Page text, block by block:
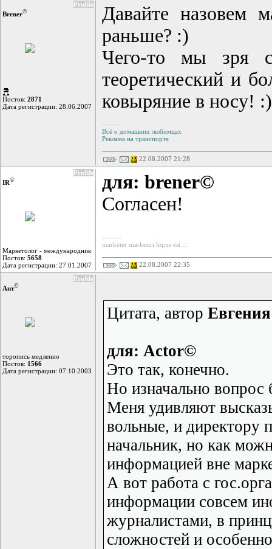
Profile
Brener©
Постов: 2871
Дата регистрации: 28.06.2007
Давайте назовем
раньше? :)
Чего-то мы зря
теоретический и
ковыряние в носу! :)
--------
Всё о домашних любимцах
Реклама на транспорте
22.08.2007 21:28
Profile
IR©
Маркетолог - международник
Постов: 5658
Дата регистрации: 27.01.2007
для: brener©
Согласен!
--------
marketer marketiri lupus est ...
22.08.2007 22:35
Profile
Ант©
торопись медленно
Постов: 1566
Дата регистрации: 07.10.2003
Цитата, автор
для: Actor©
Это так, конечно.
Но изначально вопрос
Меня удивляют
вольные, и директору
начальник, но как
информацией вне
А вот работа с
информации совсем
журналистами, в
сложностей и